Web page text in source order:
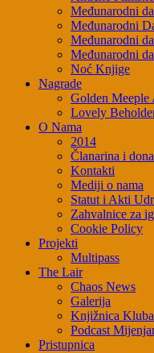
Međunarodni
Međunarodni
Međunarodni
Međunarodni
Noć Knjige
Nagrade
Golden Meeple
Lovely
O Nama
2014
Članarina i
Kontakti
Mediji o nama
Statut i Akti
Zahvalnice za
Cookie Policy
Projekti
Multipass
The Lair
Chaos News
Galerija
Knjižnica
Podcast
Pristupnica